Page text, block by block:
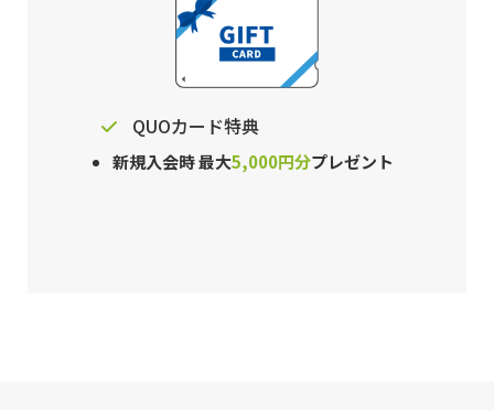
QUOカード特典
新規入会時 最大5,000円分プレゼント